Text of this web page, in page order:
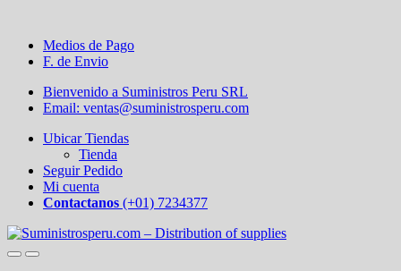
Medios de Pago
F. de Envio
Bienvenido a Suministros Peru SRL
Email: ventas@suministrosperu.com
Ubicar Tiendas
Tienda
Seguir Pedido
Mi cuenta
Contactanos (+01) 7234377